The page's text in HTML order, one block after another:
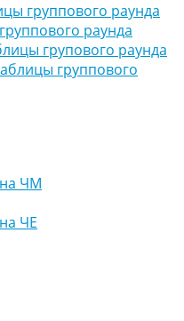
группового раунда
раунда
групового раунда
группового
ЧМ
ЧЕ